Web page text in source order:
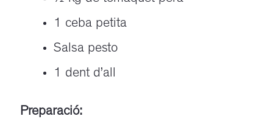
1 ceba petita
Salsa pesto
1 dent d’all
Preparació: